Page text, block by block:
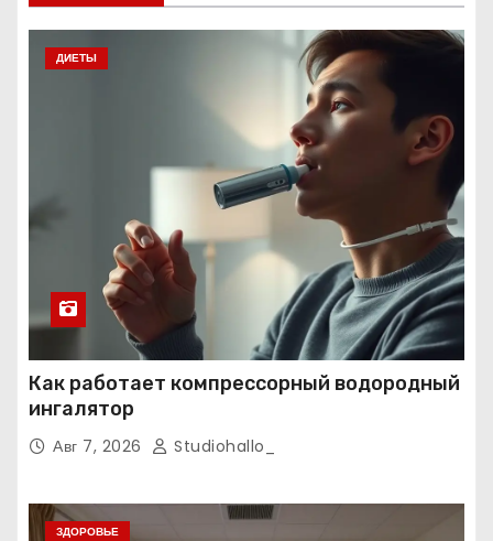
ДИЕТЫ
Как работает компрессорный водородный
ингалятор
Авг 7, 2026 Studiohallo_
ЗДОРОВЬЕ